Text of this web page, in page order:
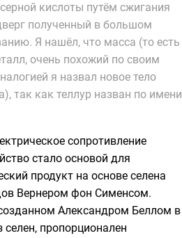
кислоты путём сжигания
полученный в большом
Я нашёл, что масса (то есть
очень похожий по своим
я назвал новое тело
так как теллур назван по имени
сопротивление
стало основой для
продукт на основе селена
Вернером фон Сименсом.
Александром Беллом в
пропорционален